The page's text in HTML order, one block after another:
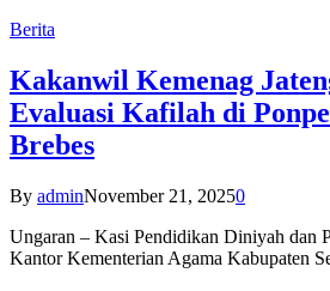
Berita
Kakanwil Kemenag
Evaluasi Kafilah di
Brebes
By adminNovember 21, 20250
Ungaran – Kasi Pendidikan Diniyah dan
Kantor Kementerian Agama Kabupaten